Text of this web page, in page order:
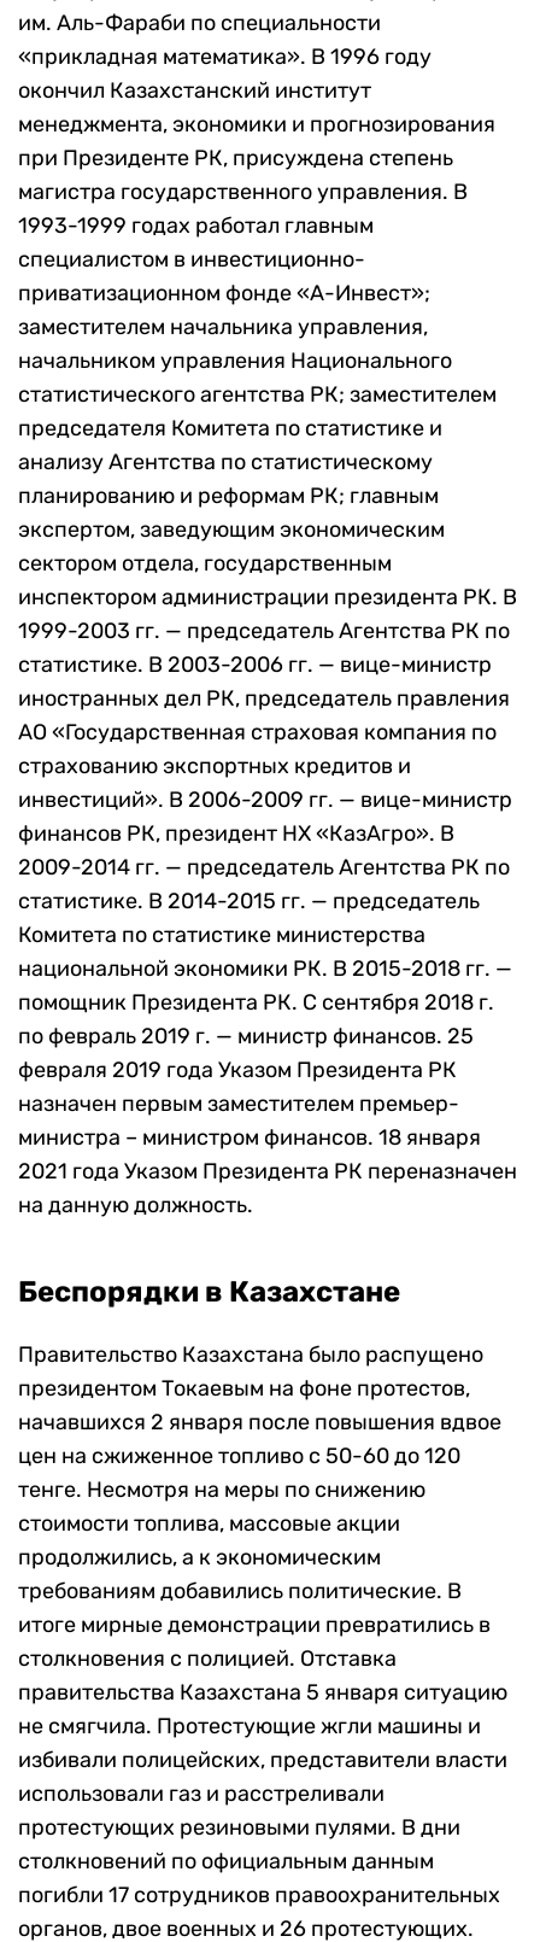
им. Аль-Фараби по специальности
«прикладная математика». В 1996 году
окончил Казахстанский институт
менеджмента, экономики и прогнозирования
при Президенте РК, присуждена степень
магистра государственного управления. В
1993-1999 годах работал главным
специалистом в инвестиционно-
приватизационном фонде «А-Инвест»;
заместителем начальника управления,
начальником управления Национального
статистического агентства РК; заместителем
председателя Комитета по статистике и
анализу Агентства по статистическому
планированию и реформам РК; главным
экспертом, заведующим экономическим
сектором отдела, государственным
инспектором администрации президента РК. В
1999-2003 гг. — председатель Агентства РК по
статистике. В 2003-2006 гг. — вице-министр
иностранных дел РК, председатель правления
АО «Государственная страховая компания по
страхованию экспортных кредитов и
инвестиций». В 2006-2009 гг. — вице-министр
финансов РК, президент НХ «КазАгро». В
2009-2014 гг. — председатель Агентства РК по
статистике. В 2014-2015 гг. — председатель
Комитета по статистике министерства
национальной экономики РК. В 2015-2018 гг. —
помощник Президента РК. С сентября 2018 г.
по февраль 2019 г. — министр финансов. 25
февраля 2019 года Указом Президента РК
назначен первым заместителем премьер-
министра – министром финансов. 18 января
2021 года Указом Президента РК переназначен
на данную должность.
Беспорядки в Казахстане
Правительство Казахстана было распущено
президентом Токаевым на фоне протестов,
начавшихся 2 января после повышения вдвое
цен на сжиженное топливо с 50-60 до 120
тенге. Несмотря на меры по снижению
стоимости топлива, массовые акции
продолжились, а к экономическим
требованиям добавились политические. В
итоге мирные демонстрации превратились в
столкновения с полицией. Отставка
правительства Казахстана 5 января ситуацию
не смягчила. Протестующие жгли машины и
избивали полицейских, представители власти
использовали газ и расстреливали
протестующих резиновыми пулями. В дни
столкновений по официальным данным
погибли 17 сотрудников правоохранительных
органов, двое военных и 26 протестующих.